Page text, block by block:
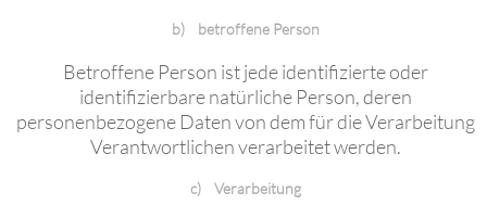
b) betroffene Person
Betroffene Person ist jede identifizierte oder
identifizierbare natürliche Person, deren
personenbezogene Daten von dem für die Verarbeitung
Verantwortlichen verarbeitet werden.
c) Verarbeitung